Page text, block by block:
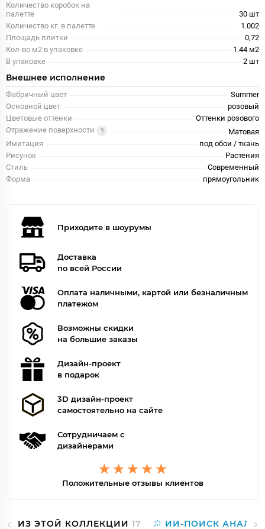
Количество коробок на
палетте
30 шт
Количество кг. в палетте
1.002
Площадь плитки
0,72
Кол-во м2 в упаковке
1.44 м2
В упаковке
2 шт
Внешнее исполнение
Фабричный цвет
Summer
Основной цвет
розовый
Цветовые оттенки
Оттенки розового
Отражение поверхности
Матовая
Имитация
под обои / ткань
Рисунок
Растения
Стиль
Современный
Форма
прямоугольник
Приходите в шоурумы
Доставка
по всей России
Оплата наличными, картой или безналичным
платежом
Возможны скидки
на большие заказы
Дизайн-проект
в подарок
3D дизайн-проект
самостоятельно на сайте
Сотрудничаем с
дизайнерами
Положительные отзывы клиентов
ИЗ ЭТОЙ КОЛЛЕКЦИИ 17 ИИ-ПОИСК